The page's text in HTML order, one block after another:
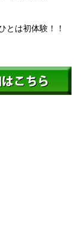
とは初体験！！